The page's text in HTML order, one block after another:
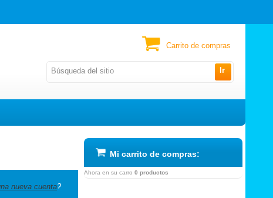
Ir
Carrito de compras
nueva cuenta?
Mi carrito de compras:
Ahora en su carro 0 productos